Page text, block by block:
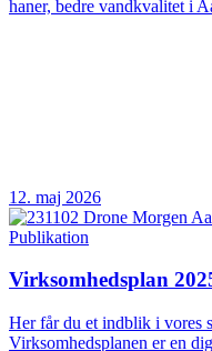
haner, bedre vandkvalitet i
12. maj 2026
Publikation
Virksomhedsplan
Her får du et indblik i vores
Virksomhedsplanen er en